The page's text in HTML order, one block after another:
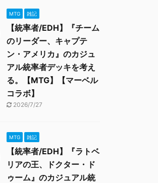
MTG 雑記
【統率者/EDH】『チーム
のリーダー、キャプテ
ン・アメリカ』のカジュ
アル統率者デッキを考え
る。【MTG】【マーベル
コラボ】
2026/7/27
MTG 雑記
【統率者/EDH】『ラトベ
リアの王、ドクター・ド
ゥーム』のカジュアル統